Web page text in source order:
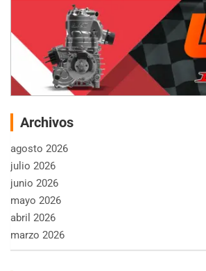
Archivos
agosto 2026
julio 2026
junio 2026
mayo 2026
abril 2026
marzo 2026